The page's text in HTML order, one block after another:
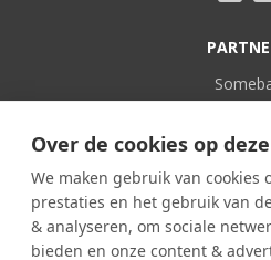
Over de cookies op
We maken gebruik van cookies
prestaties en het gebruik van
& analyseren, om sociale
bieden en onze content &In eigen